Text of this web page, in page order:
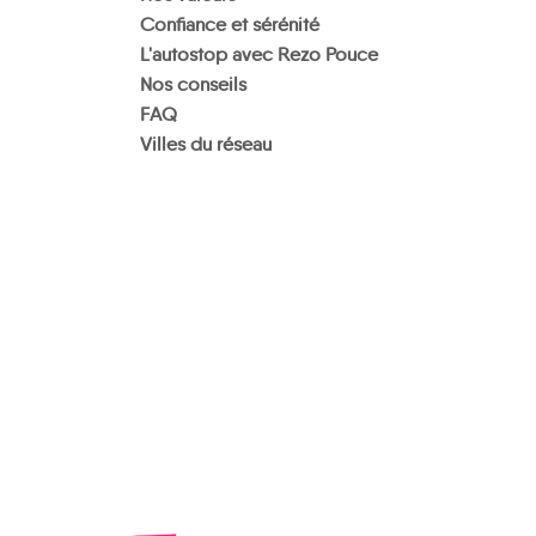
Confiance et sérénité
L'autostop avec Rezo Pouce
Nos conseils
FAQ
Villes du réseau